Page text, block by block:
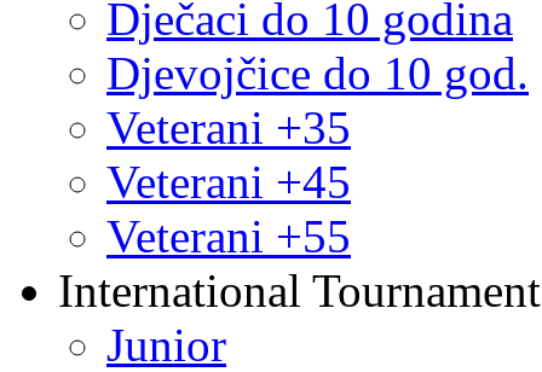
Dječaci do 10 godina
Djevojčice do 10 god.
Veterani +35
Veterani +45
Veterani +55
International
Junior